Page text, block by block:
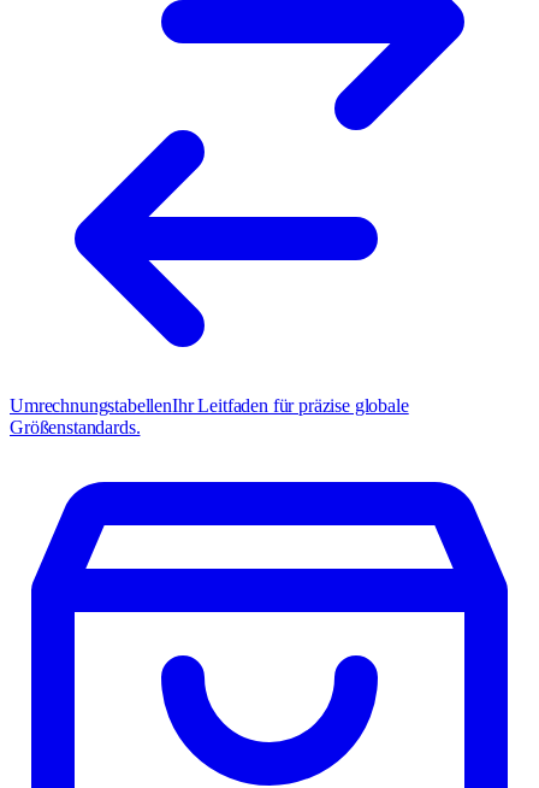
UmrechnungstabellenIhr Leitfaden für präzise globale
Größenstandards.